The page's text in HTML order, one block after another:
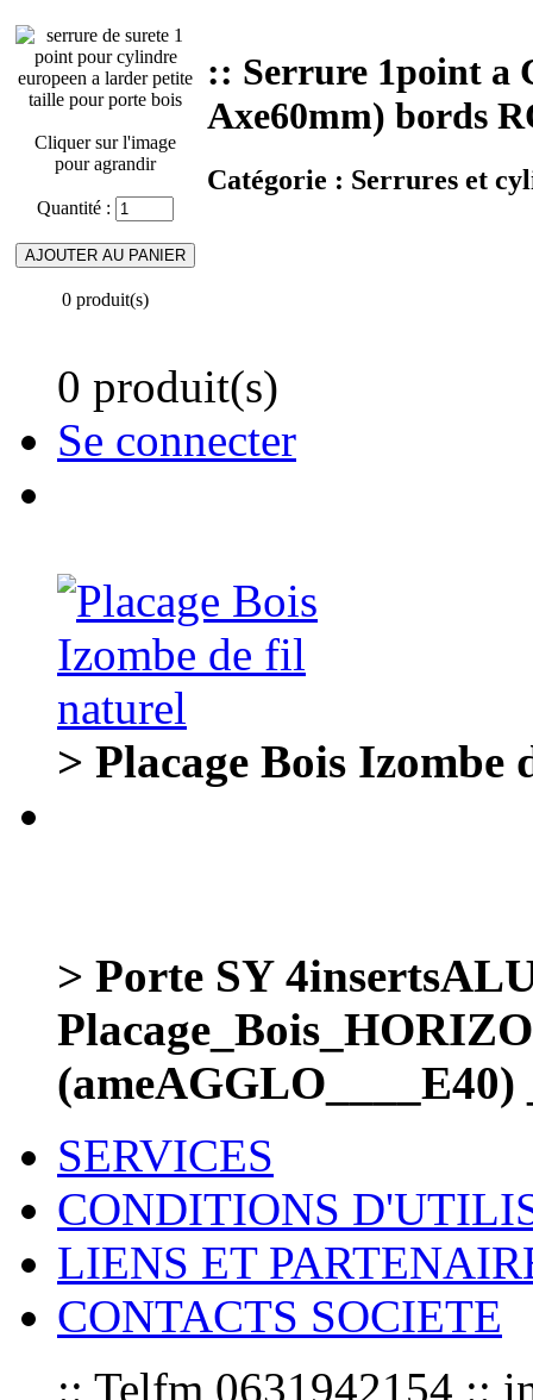
Cliquer sur l'image
pour agrandir
Quantité :
0 produit(s)
:: Serrure 1point a
Axe60mm) bords
Catégorie : Serrures et
0 produit(s)
Se connecter
> Placage Bois Izombe
> Porte SY
(ameAGGLO____E40)
SERVICES
CONDITIONS
LIENS ET
CONTACTS SOCIETE
:: Telfm 0631942154 ::